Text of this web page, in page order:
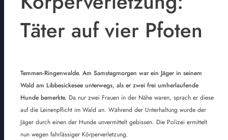
Täter auf vier Pfoten
Temmen-Ringenwalde. Am Samstagmorgen war ein Jäger in seinem
Wald am Libbesickesee unterwegs, als er zwei frei umherlaufende
Hunde bemerkte. Da nur zwei Frauen in der Nähe waren, sprach er diese
auf die Leinenpflicht im Wald an. Während der Unterhaltung wurde der
Jäger durch einen der Hunde unvermittelt gebissen. Die Polizei ermittelt
nun wegen fahrlässiger Körperverletzung.